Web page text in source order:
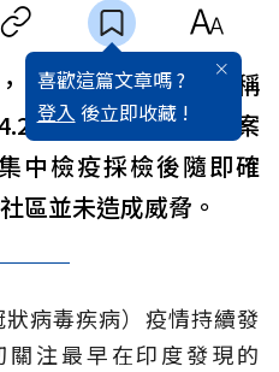
喜歡這篇文章嗎 ?
登入 後立即收藏 !
國內出現首例俗稱
境外移入病例，個案
中檢疫採檢後隨即確
區並未造成威脅。
病毒疾病）疫情持續發
注最早在印度發現的